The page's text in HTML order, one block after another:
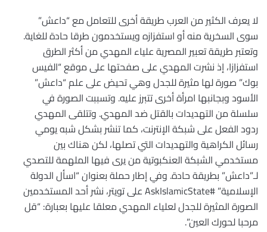
لا يعرف الكثير من العرب طريقة أخرى للتعامل مع “داعش”
سوى السخرية منه أو استفزازه ويستخدمون طرقا حادة للغاية.
وتعتبر طريقة تعبير المصرية علياء المهدي من أكثر الطرق
استفزازا، إذ نشرت المهدي على صفحتها على موقع “الفيس
بوك” صورة لها مثيرة للجدل وهي تحيض على علم “داعش”
الأسود وبجانبها امرأة أخرى تتبرز عليه. وتسببت الصورة في
سلسلة من التهديدات بالقتل ضد المهدي. وتتلقى المهدي
ردود الفعل على شبكة الإنترنت، كما تنشر بشكل شبه يومي
رسائل الكراهية والتهديدات التي تصلها، لكن هناك بين
مستخدمي الشبكة العنكبوتية من يرى فيها الملهمة للتصدي
لـ”داعش” بطريقة حادة. وفي إطار حملة بعنوان “اسأل الدولة
الإسلامية” #AskIslamicState على تويتر، نشر أحد المستخدمين
الصورة المثيرة للجدل لعلياء المهدي معلقا عليها بعبارة: “قل
مرحبا لحورك العين”.